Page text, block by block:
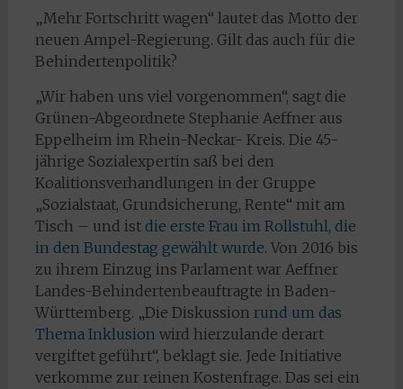
„Mehr Fortschritt wagen“ lautet das Motto der
neuen Ampel-Regierung. Gilt das auch für die
Behindertenpolitik?
„Wir haben uns viel vorgenommen“, sagt die
Grünen-Abgeordnete Stephanie Aeffner aus
Eppelheim im Rhein-Neckar- Kreis. Die 45-
jährige Sozialexpertin saß bei den
Koalitionsverhandlungen in der Gruppe
„Sozialstaat, Grundsicherung, Rente“ mit am
Tisch – und ist die erste Frau im Rollstuhl, die
in den Bundestag gewählt wurde. Von 2016 bis
zu ihrem Einzug ins Parlament war Aeffner
Landes-Behindertenbeauftragte in Baden-
Württemberg. „Die Diskussion rund um das
Thema Inklusion wird hierzulande derart
vergiftet geführt“, beklagt sie. Jede Initiative
verkomme zur reinen Kostenfrage. Das sei ein